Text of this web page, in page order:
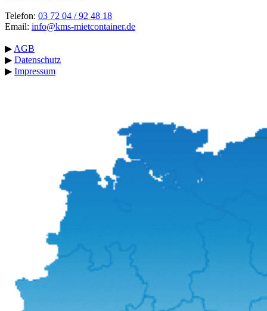
Telefon: 03 72 04 / 92 48 18
Email: info@kms-mietcontainer.de
▶ AGB
▶ Datenschutz
▶ Impressum